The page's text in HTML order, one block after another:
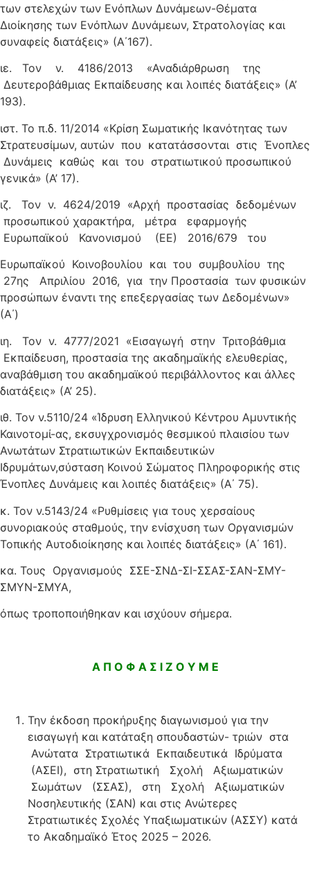
των στελεχών των Ενόπλων Δυνάμεων-Θέματα
Διοίκησης των Ενόπλων Δυνάμεων, Στρατολογίας και
συναφείς διατάξεις» (Α΄167).
ιε. Τον ν. 4186/2013 «Αναδιάρθρωση της
Δευτεροβάθμιας Εκπαίδευσης και λοιπές διατάξεις» (Α’
193).
ιστ. Το π.δ. 11/2014 «Κρίση Σωματικής Ικανότητας των
Στρατευσίμων, αυτών που κατατάσσονται στις Ένοπλες
Δυνάμεις καθώς και του στρατιωτικού προσωπικού
γενικά» (Α’ 17).
ιζ. Τον ν. 4624/2019 «Αρχή προστασίας δεδομένων
προσωπικού χαρακτήρα, μέτρα εφαρμογής
Ευρωπαϊκού Κανονισμού (ΕΕ) 2016/679 του
Ευρωπαϊκού Κοινοβουλίου και του συμβουλίου της
27ης Απριλίου 2016, για την Προστασία των φυσικών
προσώπων έναντι της επεξεργασίας των Δεδομένων»
(Α΄)
ιη. Τον ν. 4777/2021 «Εισαγωγή στην Τριτοβάθμια
Εκπαίδευση, προστασία της ακαδημαϊκής ελευθερίας,
αναβάθμιση του ακαδημαϊκού περιβάλλοντος και άλλες
διατάξεις» (Α’ 25).
ιθ. Τον ν.5110/24 «Ίδρυση Ελληνικού Κέντρου Αμυντικής
Καινοτομί-ας, εκσυγχρονισμός θεσμικού πλαισίου των
Ανωτάτων Στρατιωτικών Εκπαιδευτικών
Ιδρυμάτων,σύσταση Κοινού Σώματος Πληροφορικής στις
Ένοπλες Δυνάμεις και λοιπές διατάξεις» (Α΄ 75).
κ. Τον ν.5143/24 «Ρυθμίσεις για τους χερσαίους
συνοριακούς σταθμούς, την ενίσχυση των Οργανισμών
Τοπικής Αυτοδιοίκησης και λοιπές διατάξεις» (Α΄ 161).
κα. Τους Οργανισμούς ΣΣΕ-ΣΝΔ-ΣΙ-ΣΣΑΣ-ΣΑΝ-ΣΜΥ-
ΣΜΥΝ-ΣΜΥΑ,
όπως τροποποιήθηκαν και ισχύουν σήμερα.
Α Π Ο Φ Α Σ Ι Ζ Ο Υ Μ Ε
Την έκδοση προκήρυξης διαγωνισμού για την
εισαγωγή και κατάταξη σπουδαστών- τριών στα
Ανώτατα Στρατιωτικά Εκπαιδευτικά Ιδρύματα
(ΑΣΕΙ), στη Στρατιωτική Σχολή Αξιωματικών
Σωμάτων (ΣΣΑΣ), στη Σχολή Αξιωματικών
Νοσηλευτικής (ΣΑΝ) και στις Ανώτερες
Στρατιωτικές Σχολές Υπαξιωματικών (ΑΣΣΥ) κατά
το Ακαδημαϊκό Έτος 2025 – 2026.